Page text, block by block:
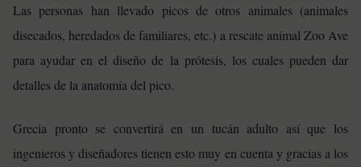
Las personas han llevado picos de otros animales (animales
disecados, heredados de familiares, etc.) a rescate animal Zoo Ave
para ayudar en el diseño de la prótesis, los cuales pueden dar
detalles de la anatomía del pico.
Grecia pronto se convertirá en un tucán adulto así que los
ingenieros y diseñadores tienen esto muy en cuenta y gracias a los